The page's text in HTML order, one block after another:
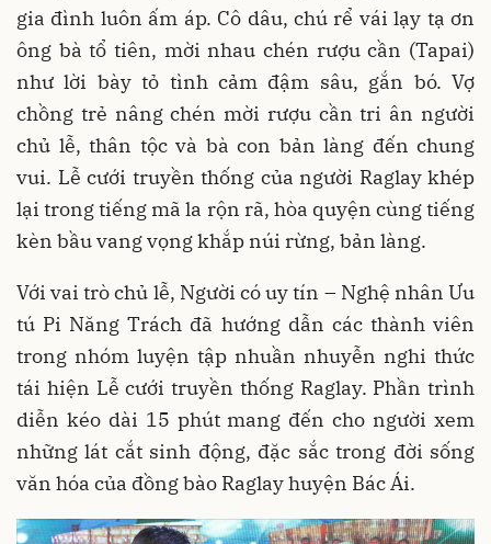
gia đình luôn ấm áp. Cô dâu, chú rể vái lạy tạ ơn
ông bà tổ tiên, mời nhau chén rượu cần (Tapai)
như lời bày tỏ tình cảm đậm sâu, gắn bó. Vợ
chồng trẻ nâng chén mời rượu cần tri ân người
chủ lễ, thân tộc và bà con bản làng đến chung
vui. Lễ cưới truyền thống của người Raglay khép
lại trong tiếng mã la rộn rã, hòa quyện cùng tiếng
kèn bầu vang vọng khắp núi rừng, bản làng.
Với vai trò chủ lễ, Người có uy tín – Nghệ nhân Ưu
tú Pi Năng Trách đã hướng dẫn các thành viên
trong nhóm luyện tập nhuần nhuyễn nghi thức
tái hiện Lễ cưới truyền thống Raglay. Phần trình
diễn kéo dài 15 phút mang đến cho người xem
những lát cắt sinh động, đặc sắc trong đời sống
văn hóa của đồng bào Raglay huyện Bác Ái.